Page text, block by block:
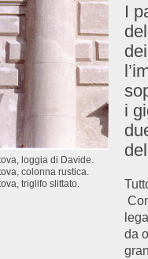
loggia di Davide.
colonna rustica.
triglifo slittato.
I
i
da